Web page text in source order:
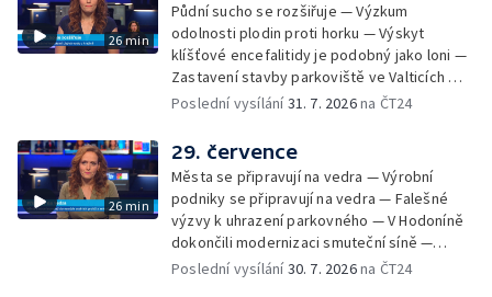
26 min
Půdní sucho se rozšiřuje — Výzkum
odolnosti plodin proti horku — Výskyt
klíšťové encefalitidy je podobný jako loni —
Zastavení stavby parkoviště ve Valticích —
Spor o lokalitu lesa v Rožnově pod
organismus — Kybernetický incident na
Masarykově univerzitě — Slavnostní
vyřazení absolventů Univerzity obran —
Letní kurzy umění pro mladé — Mobilní
kurníky pomáhají na poli
Poslední vysílání31. 7. 2026na ČT24
26 min
29. července
Města se připravují na vedra — Výrobní
podniky se připravují na vedra — Falešné
výzvy k uhrazení parkovného — V Hodoníně
dokončili modernizaci smuteční síně —
Chybějící toalety u dětských hřišť —
Poslední vysílání30. 7. 2026na ČT24